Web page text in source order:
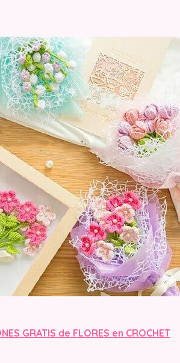
GRATIS de FLORES en CROCHET